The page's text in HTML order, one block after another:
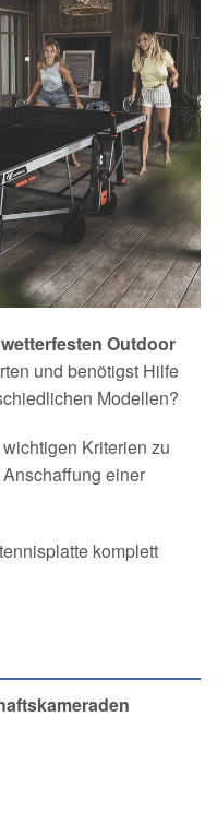
wetterfesten Outdoor
und benötigst Hilfe
Modellen?
Kriterien zu
einer
komplett